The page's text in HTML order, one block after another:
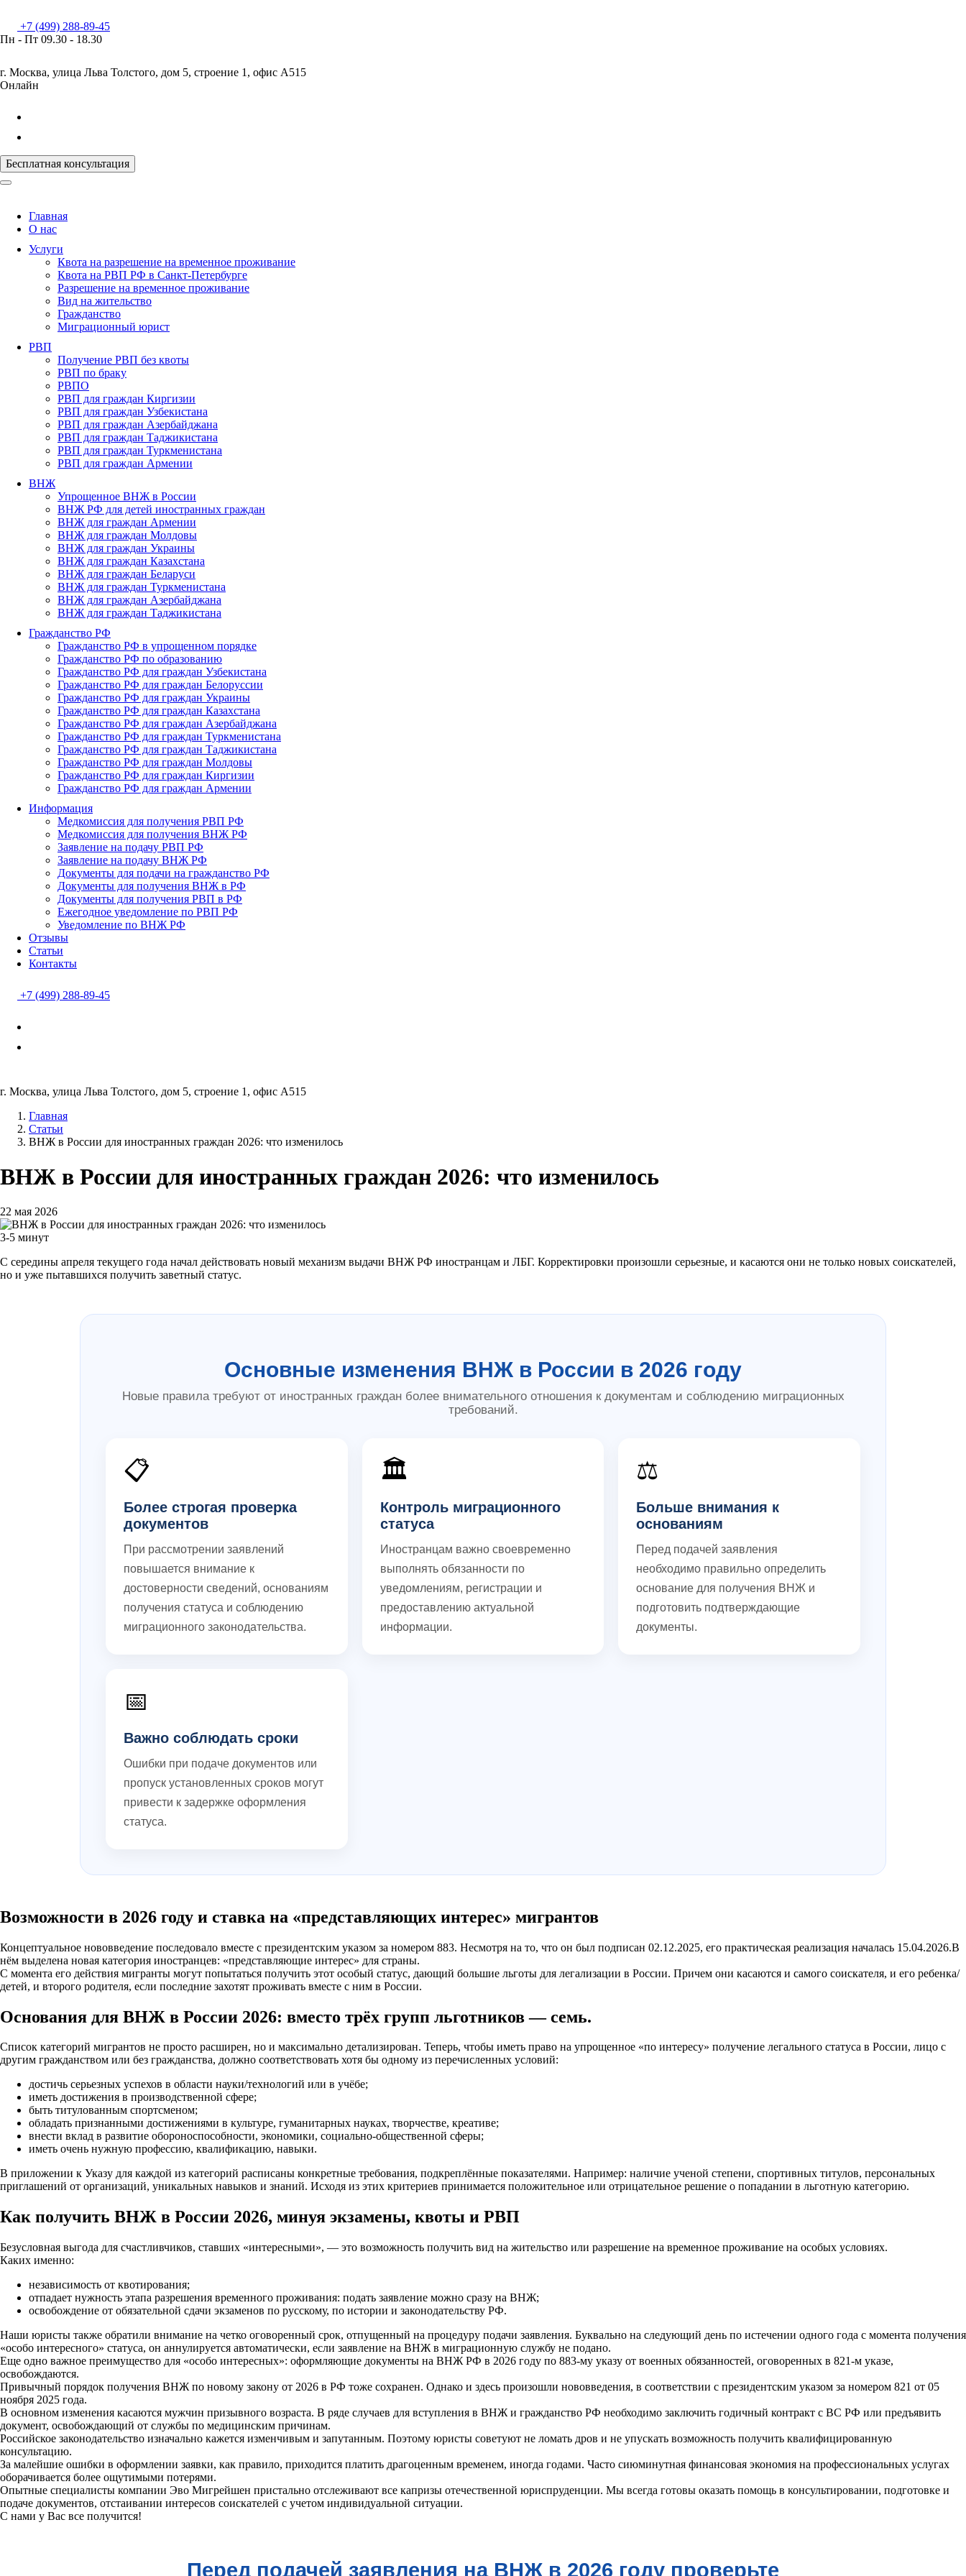
+7 (499) 288-89-45
Пн - Пт 09.30 - 18.30
г. Москва, улица Льва Толстого, дом 5, строение 1, офис А515
Онлайн
Бесплатная консультация
Главная
О нас
Услуги
Квота на разрешение на временное проживание
Квота на РВП РФ в Санкт-Петербурге
Разрешение на временное проживание
Вид на жительство
Гражданство
Миграционный юрист
РВП
Получение РВП без квоты
РВП по браку
РВПО
РВП для граждан Киргизии
РВП для граждан Узбекистана
РВП для граждан Азербайджана
РВП для граждан Таджикистана
РВП для граждан Туркменистана
РВП для граждан Армении
ВНЖ
Упрощенное ВНЖ в России
ВНЖ РФ для детей иностранных граждан
ВНЖ для граждан Армении
ВНЖ для граждан Молдовы
ВНЖ для граждан Украины
ВНЖ для граждан Казахстана
ВНЖ для граждан Беларуси
ВНЖ для граждан Туркменистана
ВНЖ для граждан Азербайджана
ВНЖ для граждан Таджикистана
Гражданство РФ
Гражданство РФ в упрощенном порядке
Гражданство РФ по образованию
Гражданство РФ для граждан Узбекистана
Гражданство РФ для граждан Белоруссии
Гражданство РФ для граждан Украины
Гражданство РФ для граждан Казахстана
Гражданство РФ для граждан Азербайджана
Гражданство РФ для граждан Туркменистана
Гражданство РФ для граждан Таджикистана
Гражданство РФ для граждан Молдовы
Гражданство РФ для граждан Киргизии
Гражданство РФ для граждан Армении
Информация
Медкомиссия для получения РВП РФ
Медкомиссия для получения ВНЖ РФ
Заявление на подачу РВП РФ
Заявление на подачу ВНЖ РФ
Документы для подачи на гражданство РФ
Документы для получения ВНЖ в РФ
Документы для получения РВП в РФ
Ежегодное уведомление по РВП РФ
Уведомление по ВНЖ РФ
Отзывы
Статьи
Контакты
+7 (499) 288-89-45
г. Москва, улица Льва Толстого, дом 5, строение 1, офис А515
Главная
Статьи
ВНЖ в России для иностранных граждан 2026: что изменилось
ВНЖ в России для иностранных граждан 2026: что изменилось
22 мая 2026
3-5 минут
С середины апреля текущего года начал действовать новый механизм выдачи ВНЖ РФ иностранцам и ЛБГ. Корректировки произошли серьезные, и касаются они не только новых соискателей,
но и уже пытавшихся получить заветный статус.
Основные изменения ВНЖ в России в 2026 году
Новые правила требуют от иностранных граждан более внимательного отношения к документам и соблюдению миграционных
требований.
📋
Более строгая проверка
документов
При рассмотрении заявлений
повышается внимание к
достоверности сведений, основаниям
получения статуса и соблюдению
миграционного законодательства.
🏛
Контроль миграционного
статуса
Иностранцам важно своевременно
выполнять обязанности по
уведомлениям, регистрации и
предоставлению актуальной
информации.
⚖️
Больше внимания к
основаниям
Перед подачей заявления
необходимо правильно определить
основание для получения ВНЖ и
подготовить подтверждающие
документы.
📅
Важно соблюдать сроки
Ошибки при подаче документов или
пропуск установленных сроков могут
привести к задержке оформления
статуса.
Возможности в 2026 году и ставка на «представляющих интерес» мигрантов
Концептуальное нововведение последовало вместе с президентским указом за номером 883. Несмотря на то, что он был подписан 02.12.2025, его практическая реализация началась 15.04.2026.В
нём выделена новая категория иностранцев: «представляющие интерес» для страны.
С момента его действия мигранты могут попытаться получить этот особый статус, дающий большие льготы для легализации в России. Причем они касаются и самого соискателя, и его ребенка/
детей, и второго родителя, если последние захотят проживать вместе с ним в России.
Основания для ВНЖ в России 2026: вместо трёх групп льготников — семь.
Список категорий мигрантов не просто расширен, но и максимально детализирован. Теперь, чтобы иметь право на упрощенное «по интересу» получение легального статуса в России, лицо с
другим гражданством или без гражданства, должно соответствовать хотя бы одному из перечисленных условий:
достичь серьезных успехов в области науки/технологий или в учёбе;
иметь достижения в производственной сфере;
быть титулованным спортсменом;
обладать признанными достижениями в культуре, гуманитарных науках, творчестве, креативе;
внести вклад в развитие обороноспособности, экономики, социально-общественной сферы;
иметь очень нужную профессию, квалификацию, навыки.
В приложении к Указу для каждой из категорий расписаны конкретные требования, подкреплённые показателями. Например: наличие ученой степени, спортивных титулов, персональных
приглашений от организаций, уникальных навыков и знаний. Исходя из этих критериев принимается положительное или отрицательное решение о попадании в льготную категорию.
Как получить ВНЖ в России 2026, минуя экзамены, квоты и РВП
Безусловная выгода для счастливчиков, ставших «интересными», — это возможность получить вид на жительство или разрешение на временное проживание на особых условиях.
Каких именно:
независимость от квотирования;
отпадает нужность этапа разрешения временного проживания: подать заявление можно сразу на ВНЖ;
освобождение от обязательной сдачи экзаменов по русскому, по истории и законодательству РФ.
Наши юристы также обратили внимание на четко оговоренный срок, отпущенный на процедуру подачи заявления. Буквально на следующий день по истечении одного года с момента получения
«особо интересного» статуса, он аннулируется автоматически, если заявление на ВНЖ в миграционную службу не подано.
Еще одно важное преимущество для «особо интересных»: оформляющие документы на ВНЖ РФ в 2026 году по 883-му указу от военных обязанностей, оговоренных в 821-м указе,
освобождаются.
Привычный порядок получения ВНЖ по новому закону от 2026 в РФ тоже сохранен. Однако и здесь произошли нововведения, в соответствии с президентским указом за номером 821 от 05
ноября 2025 года.
В основном изменения касаются мужчин призывного возраста. В ряде случаев для вступления в ВНЖ и гражданство РФ необходимо заключить годичный контракт с ВС РФ или предъявить
документ, освобождающий от службы по медицинским причинам.
Российское законодательство изначально кажется изменчивым и запутанным. Поэтому юристы советуют не ломать дров и не упускать возможность получить квалифицированную
консультацию.
За малейшие ошибки в оформлении заявки, как правило, приходится платить драгоценным временем, иногда годами. Часто сиюминутная финансовая экономия на профессиональных услугах
оборачивается более ощутимыми потерями.
Опытные специалисты компании Эво Мигрейшен пристально отслеживают все капризы отечественной юриспруденции. Мы всегда готовы оказать помощь в консультировании, подготовке и
подаче документов, отстаивании интересов соискателей с учетом индивидуальной ситуации.
С нами у Вас все получится!
Перед подачей заявления на ВНЖ в 2026 году проверьте